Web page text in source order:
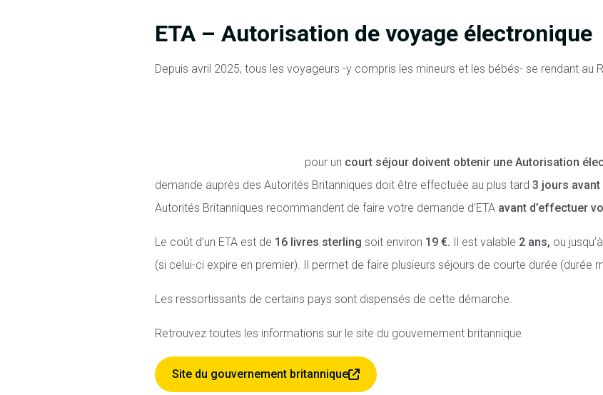
ETA – Autorisation de voyage électronique
Depuis avril 2025, tous les voyageurs -y compris les mineurs et les bébés- se rendant au
pour un court séjour doivent obtenir une Autorisation
demande auprès des Autorités Britanniques doit être effectuée au plus tard 3 jours avant
Autorités Britanniques recommandent de faire votre demande d’ETA avant d’effectuer
Le coût d’un ETA est de 16 livres sterling soit environ 19 €. Il est valable 2 ans, ou
(si celui-ci expire en premier). Il permet de faire plusieurs séjours de courte durée (durée
Les ressortissants de certains pays sont dispensés de cette démarche.
Retrouvez toutes les informations sur le site du gouvernement britannique
Site du gouvernement britannique